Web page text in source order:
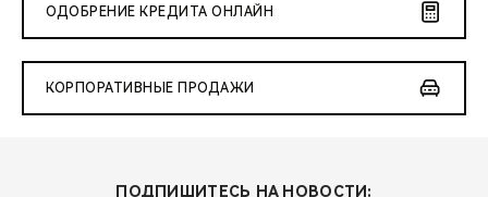
ОДОБРЕНИЕ КРЕДИТА ОНЛАЙН
КОРПОРАТИВНЫЕ ПРОДАЖИ
ПОДПИШИТЕСЬ НА НОВОСТИ: